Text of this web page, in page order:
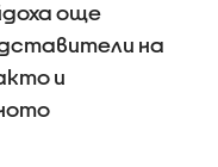
още
на
и